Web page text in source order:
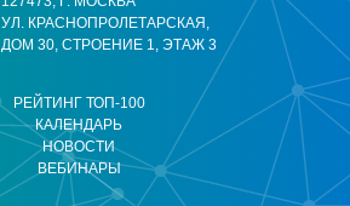
РЕЙТИНГ ТОП-100
КАЛЕНДАРЬ
НОВОСТИ
ВЕБИНАРЫ
УЛ. КРАСНОПРОЛЕТАРСКАЯ,
ДОМ 30, СТРОЕНИЕ 1, ЭТАЖ 3